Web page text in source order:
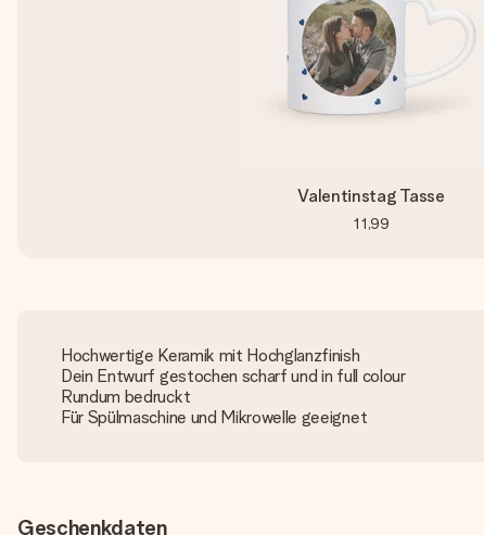
Valentinstag Tasse
11,99
Hochwertige Keramik mit Hochglanzfinish
Dein Entwurf gestochen scharf und in full colour
Rundum bedruckt
Für Spülmaschine und Mikrowelle geeignet
Geschenkdaten